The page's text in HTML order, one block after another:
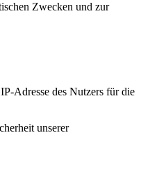
Zwecken und zur
Adresse des Nutzers für die
unserer